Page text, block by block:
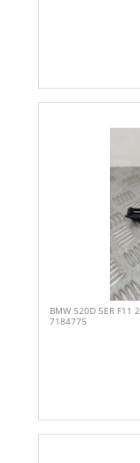
BMW 520D 5ER F11
7184775